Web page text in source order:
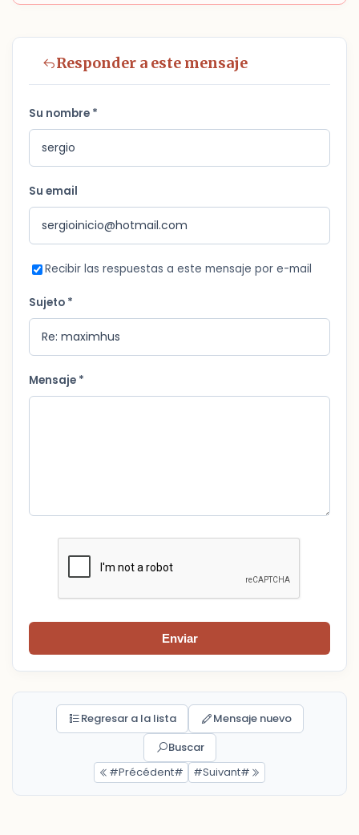
Responder a este mensaje
Su nombre *
Su email
Recibir las respuestas a este mensaje por e-mail
Sujeto *
Mensaje *
Enviar
Regresar a la lista
Mensaje nuevo
Buscar
#Précédent#
#Suivant#